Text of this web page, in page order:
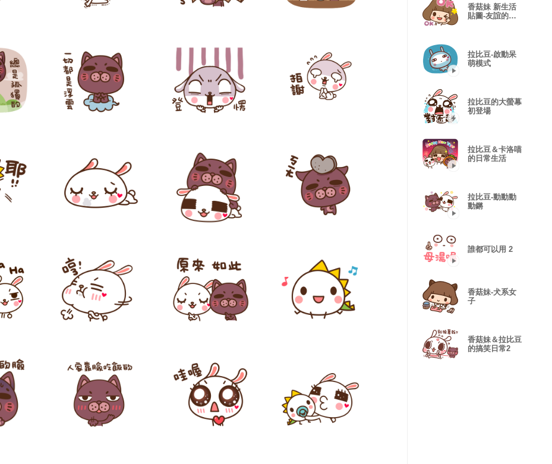
香菇妹 新生活
貼圖-友誼的小
拉比豆-啟動呆
萌模式
拉比豆的大螢幕
初登場
拉比豆＆卡洛喵
的日常生活
拉比豆-動動動
動鏘
誰都可以用 2
香菇妹-犬系女
子
香菇妹＆拉比豆
的搞笑日常2